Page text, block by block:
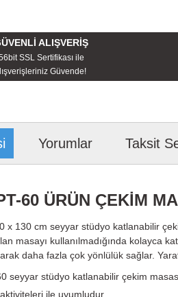
ALIŞVERİŞ
SSL Sertifikası ile
Güvende!
Yorumlar Taksit
60 ÜRÜN ÇEKİM
x 130 cm seyyar stüdyo katlanabilir
masayı kullanılmadığında kolayca
daha fazla çok yönlülük sağlar.
seyyar stüdyo katlanabilir çekim
aktiviteleri ile uyumludur